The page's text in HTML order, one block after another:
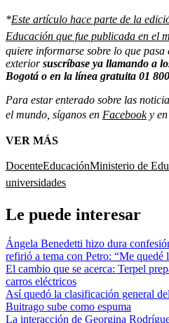
*Este artículo hace parte de la
Educación que fue publicada en el
quiere informarse sobre lo que
exteriorsuscríbase ya llamando a
Bogotá o en la línea gratuita 01
Para estar enterado sobre las
el mundo, síganos en Facebooky en
VER MÁS
DocenteEducaciónMinisterio de
universidades
Le puede interesar
Ángela Benedetti hizo dura
refirió a tema con Petro: “Me quedé
El cambio que se acerca: Terpel
carros eléctricos
Así quedó la clasificación general
Buitrago sube como espuma
La interacción de Georgina